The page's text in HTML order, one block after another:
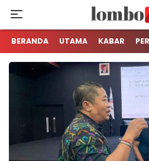
Media Berita
BERANDA UTAMA KABAR